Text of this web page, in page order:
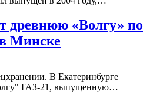
древнюю «Волгу» по
Минске
В Екатеринбурге
ГАЗ-21, выпущенную…